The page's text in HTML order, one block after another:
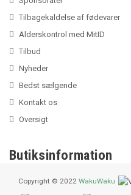
Tilbagekaldelse af fødevarer
Alderskontrol med MitID
Tilbud
Nyheder
Bedst sælgende
Kontakt os
Oversigt
Butiksinformation
Copyright © 2022 WakuWaku